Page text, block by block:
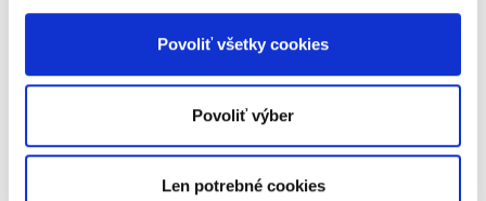
Povoliť všetky cookies
Povoliť výber
Len potrebné cookies
mimosporový
Komentár. 2.
vydanie
2. VYDANIE